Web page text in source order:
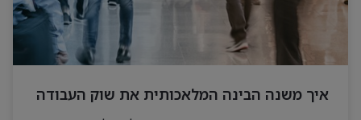
איך משנה הבינה המלאכותית את שוק העבודה